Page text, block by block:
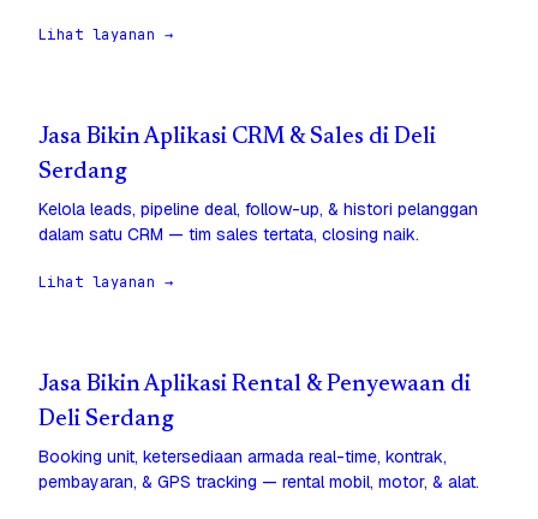
Lihat layanan →
Jasa Bikin Aplikasi CRM & Sales di Deli
Serdang
Kelola leads, pipeline deal, follow-up, & histori pelanggan
dalam satu CRM — tim sales tertata, closing naik.
Lihat layanan →
Jasa Bikin Aplikasi Rental & Penyewaan di
Deli Serdang
Booking unit, ketersediaan armada real-time, kontrak,
pembayaran, & GPS tracking — rental mobil, motor, & alat.